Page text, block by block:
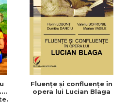
Fluenţe şi confluenţe în
opera lui Lucian Blaga